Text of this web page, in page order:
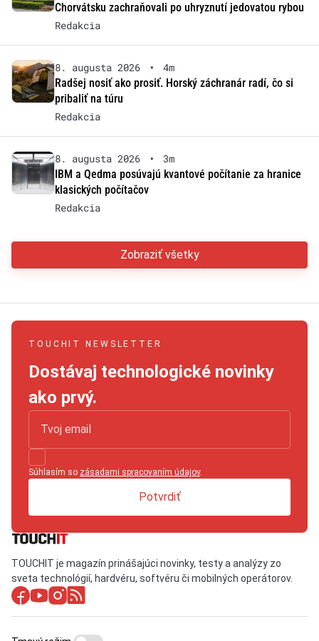
Chorvátsku zachraňovali po uhryznutí jedovatou rybou
Redakcia
8. augusta 2026 •
4m
Radšej nosiť ako prosiť. Horský záchranár radí, čo si
pribaliť na túru
Redakcia
8. augusta 2026 •
3m
IBM a Qedma posúvajú kvantové počítanie za hranice
klasických počítačov
Redakcia
Zobraziť všetky
TOUCHIT NEWSLETTER
Dostávaj technologické novinky
ako prvý.
Súhlasím so zásadami spracovaním údajov.
Potvrdiť
TOUCHIT je magazín prinášajúci novinky, testy a analýzy zo
sveta technológií, hardvéru, softvéru či mobilných operátorov.